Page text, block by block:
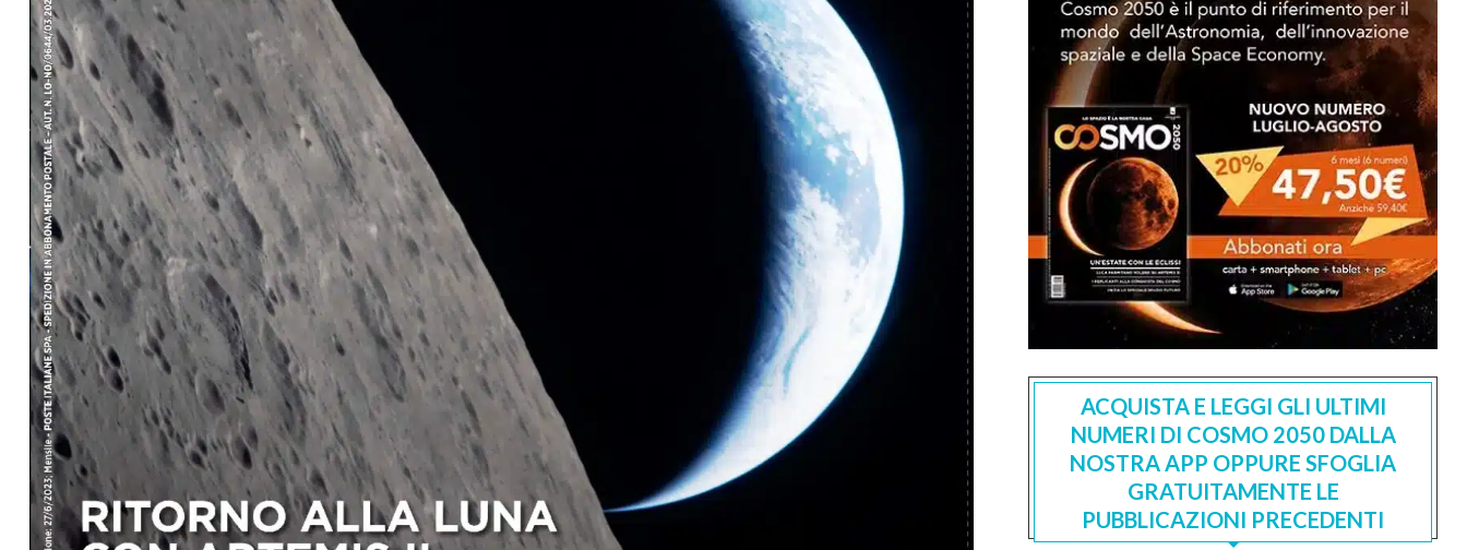
ACQUISTA E LEGGI GLI ULTIMI
NUMERI DI COSMO 2050 DALLA
NOSTRA APP OPPURE SFOGLIA
GRATUITAMENTE LE
PUBBLICAZIONI PRECEDENTI